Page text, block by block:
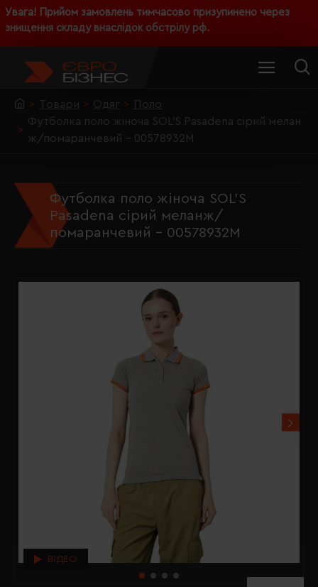
Увага! Прийом замовлень тимчасово призупинено через
знищення складу внаслідок обстрілу рф.
Товари Одяг
Поло
Футболка поло жіноча SOL'S Pasadena сірий мелан
ж/помаранчевий - 00578932M
Футболка поло жіноча SOL'S
Pasadena сірий меланж/
помаранчевий - 00578932M
ВІДЕО